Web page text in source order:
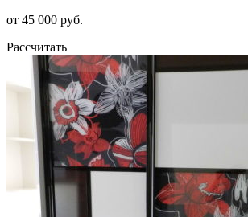
от 45 000 руб.
Рассчитать